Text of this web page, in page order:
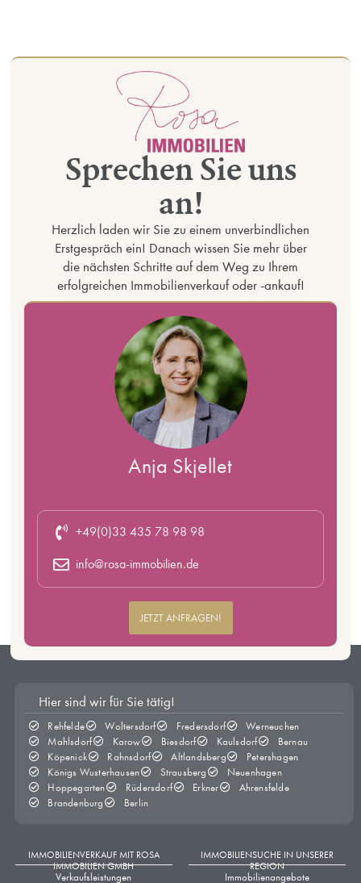
Sprechen Sie uns
an!
Herzlich laden wir Sie zu einem unverbindlichen
Erstgespräch ein! Danach wissen Sie mehr über
die nächsten Schritte auf dem Weg zu Ihrem
erfolgreichen Immobilienverkauf oder -ankauf!
Anja Skjellet
+49(0)33 435 78 98 98
info@rosa-immobilien.de
JETZT ANFRAGEN!
Hier sind wir für Sie tätig!
Rehfelde Woltersdorf Fredersdorf
Werneuchen
Mahlsdorf
Karow Biesdorf Kaulsdorf
Bernau
Köpenick
Rahnsdorf Altlandsberg
Petershagen
Königs Wusterhausen
Strausberg
Neuenhagen
Hoppegarten
Rüdersdorf Erkner
Ahrensfelde
Brandenburg
Berlin
IMMOBILIENVERKAUF MIT ROSA
IMMOBILIEN GMBH
Verkaufsleistungen
IMMOBILIENSUCHE IN UNSERER
REGION
Immobilienangebote